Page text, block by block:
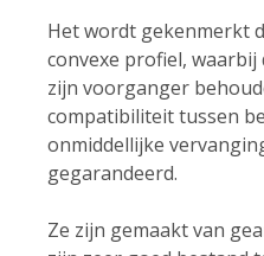
Het wordt gekenmerkt
convexe profiel,
zijn voorganger
compatibiliteit tussen
onmiddellijke
gegarandeerd.
Ze zijn gemaakt van